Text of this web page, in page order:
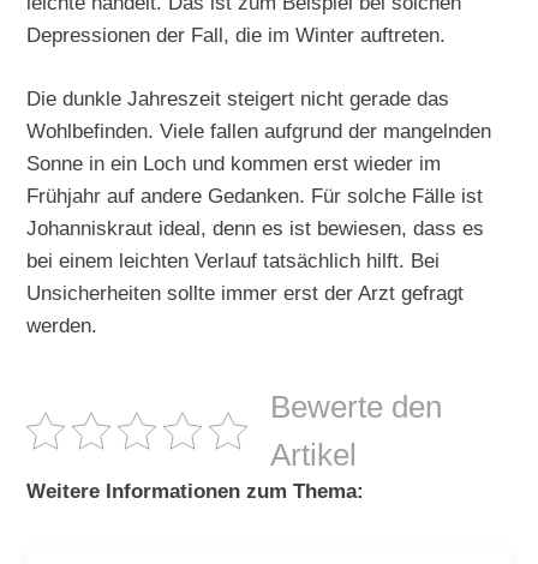
Depressionen der Fall, die im Winter auftreten.
Die dunkle Jahreszeit steigert nicht gerade das
Wohlbefinden. Viele fallen aufgrund der mangelnden
Sonne in ein Loch und kommen erst wieder im
Frühjahr auf andere Gedanken. Für solche Fälle ist
Johanniskraut ideal, denn es ist bewiesen, dass es
bei einem leichten Verlauf tatsächlich hilft. Bei
Unsicherheiten sollte immer erst der Arzt gefragt
werden.
Bewerte den
Artikel
Weitere Informationen zum Thema: